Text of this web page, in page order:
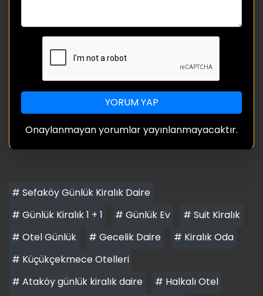
YORUM YAP
Onaylanmayan yorumlar yayınlanmayacaktır.
# Sefaköy Günlük Kiralık Daire
# Günlük Kiralık 1 + 1
# Günlük Ev
# Suit Kiralık
# Otel Günlük
# Gecelik Daire
# Kiralık Oda
# Küçükçekmece Otelleri
# Ataköy günlük kiralık daire
# Halkalı Otel